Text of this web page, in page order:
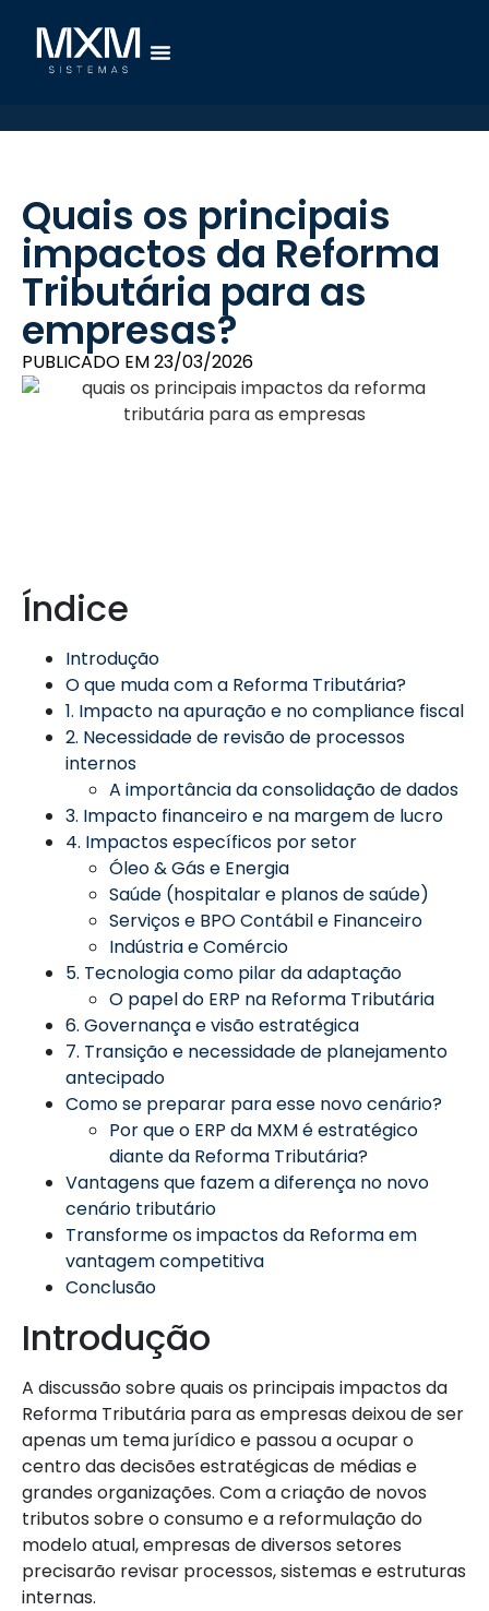
Quais os principais
impactos da Reforma
Tributária para as
empresas?
PUBLICADO EM23/03/2026
Índice
Introdução
O que muda com a Reforma Tributária?
1. Impacto na apuração e no compliance fiscal
2. Necessidade de revisão de processos
internos
A importância da consolidação de dados
3. Impacto financeiro e na margem de lucro
4. Impactos específicos por setor
Óleo & Gás e Energia
Saúde (hospitalar e planos de saúde)
Serviços e BPO Contábil e Financeiro
Indústria e Comércio
5. Tecnologia como pilar da adaptação
O papel do ERP na Reforma Tributária
6. Governança e visão estratégica
7. Transição e necessidade de planejamento
antecipado
Como se preparar para esse novo cenário?
Por que o ERP da MXM é estratégico
diante da Reforma Tributária?
Vantagens que fazem a diferença no novo
cenário tributário
Transforme os impactos da Reforma em
vantagem competitiva
Conclusão
Introdução
A discussão sobre quais os principais impactos da
Reforma Tributária para as empresas deixou de ser
apenas um tema jurídico e passou a ocupar o
centro das decisões estratégicas de médias e
grandes organizações. Com a criação de novos
tributos sobre o consumo e a reformulação do
modelo atual, empresas de diversos setores
precisarão revisar processos, sistemas e estruturas
internas.